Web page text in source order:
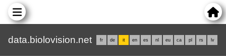
data.biolovision.net fr de it en es nl eu ca pl rs lv